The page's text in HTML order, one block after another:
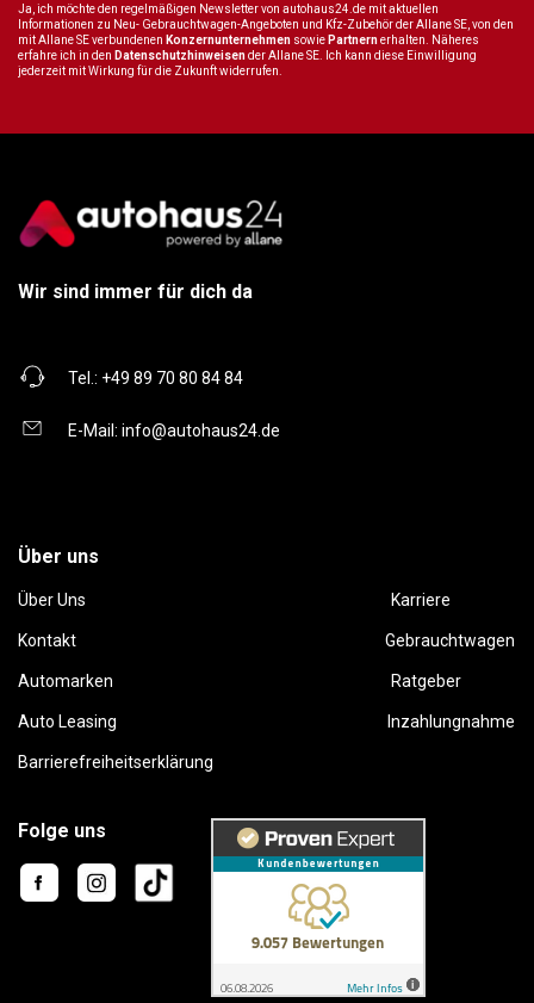
Ja, ich möchte den regelmäßigen Newsletter von autohaus24.de mit aktuellen
Informationen zu Neu- Gebrauchtwagen-Angeboten und Kfz-Zubehör der Allane SE, von den
mit Allane SE verbundenen Konzernunternehmen sowie Partnernerhalten. Näheres
erfahre ich in den Datenschutzhinweisender Allane SE. Ich kann diese Einwilligung
jederzeit mit Wirkung für die Zukunft widerrufen.
Wir sind immer für dich da
Tel.: +49 89 70 80 84 84
E-Mail: info@autohaus24.de
Über uns
Über Uns Karriere
Kontakt Gebrauchtwagen
Automarken Ratgeber
Auto Leasing Inzahlungnahme
Barrierefreiheitserklärung
Folge uns